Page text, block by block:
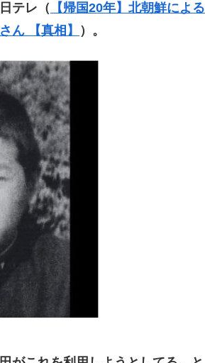
テレ（ 【帰国20年】北朝鮮による
ん 【真相】 ）。